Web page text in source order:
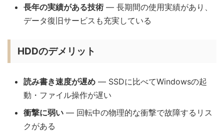
長年の実績がある技術 — 長期間の使用実績があり、
データ復旧サービスも充実している
HDDのデメリット
読み書き速度が遅め — SSDに比べてWindowsの起
動・ファイル操作が遅い
衝撃に弱い — 回転中の物理的な衝撃で故障するリス
クがある